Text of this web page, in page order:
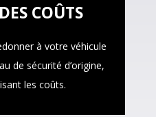
COÛTS
à votre véhicule
de sécurité d’origine,
les coûts.